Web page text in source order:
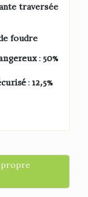
traversée
foudre
: 50%
: 12,5%
propre